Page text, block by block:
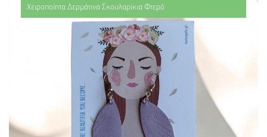
Χειροποίητα Δερμάτινα Σκουλαρίκια Φτερό